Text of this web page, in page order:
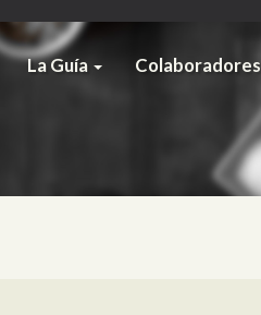
La Guía Colaboradores